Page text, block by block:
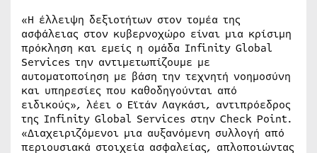
«Η έλλειψη δεξιοτήτων στον τομέα της
ασφάλειας στον κυβερνοχώρο είναι μια κρίσιμη
πρόκληση και εμείς η ομάδα Infinity Global
Services την αντιμετωπίζουμε με
αυτοματοποίηση με βάση την τεχνητή νοημοσύνη
και υπηρεσίες που καθοδηγούνται από
ειδικούς», λέει ο Εϊτάν Λαγκάσι, αντιπρόεδρος
της Infinity Global Services στην Check Point.
«Διαχειριζόμενοι μια αυξανόμενη συλλογή από
περιουσιακά στοιχεία ασφαλείας, απλοποιώντας